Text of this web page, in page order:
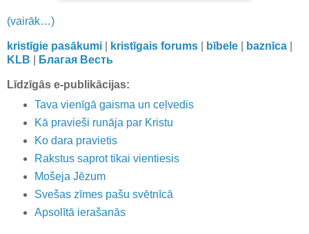
(vairāk…)
kristīgie pasākumi kristīgais forums bībele baznīca
KLB
Благая Весть
Līdzīgās e-publikācijas:
Tava vienīgā gaisma un ceļvedis
Kā pravieši runāja par Kristu
Ko dara pravietis
Rakstus saprot tikai vientiesis
Mošeja Jēzum
Svešas zīmes pašu svētnīcā
Apsolītā ierašanās